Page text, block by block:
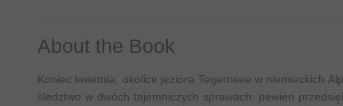
About the Book
Koniec kwietnia, okolice jeziora Tegernsee w niemieckich
śledztwo w dwóch tajemniczych sprawach: pewien